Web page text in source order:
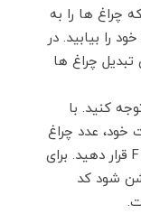
چراغ ها را به
را بیابید. در
چراغ ها
کنید. با
خود، عدد چراغ
ها را با یکدیگر جمع کنید و بعد از حرف F قرار دهید. برای
2 و 8 با هم روشن شود کد